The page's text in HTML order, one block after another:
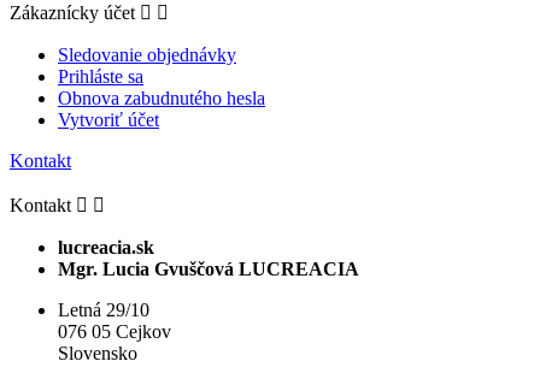
Zákaznícky účet  
Sledovanie objednávky
Prihláste sa
Obnova zabudnutého hesla
Vytvoriť účet
Kontakt
Kontakt  
lucreacia.sk
Mgr. Lucia Gvuščová LUCREACIA
Letná 29/10
076 05 Cejkov
Slovensko